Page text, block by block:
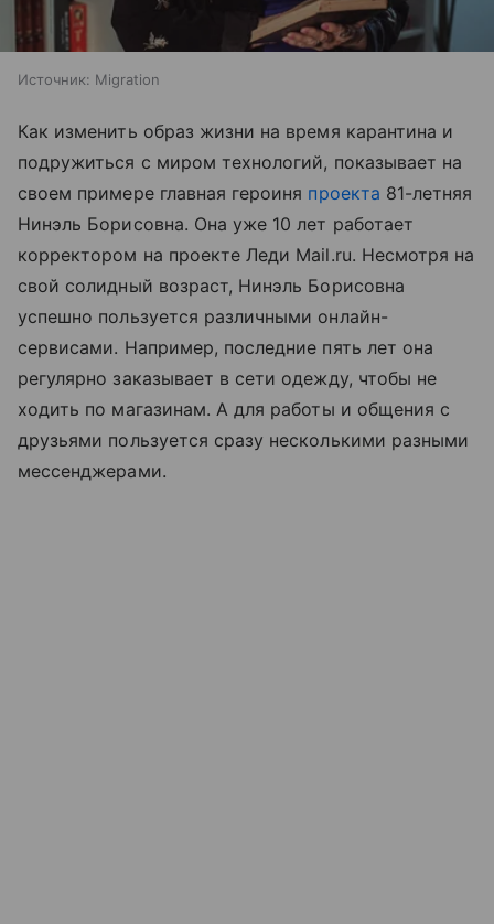
Источник: Migration
Как изменить образ жизни на время карантина и
подружиться с миром технологий, показывает на
своем примере главная героиня проекта 81-летняя
Нинэль Борисовна. Она уже 10 лет работает
корректором на проекте Леди Mail.ru. Несмотря на
свой солидный возраст, Нинэль Борисовна
успешно пользуется различными онлайн-
сервисами. Например, последние пять лет она
регулярно заказывает в сети одежду, чтобы не
ходить по магазинам. А для работы и общения с
друзьями пользуется сразу несколькими разными
мессенджерами.